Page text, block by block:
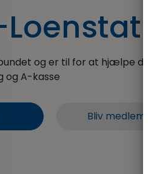
og er til for at hjælpe dig
og A-kasse
Bliv medlem i